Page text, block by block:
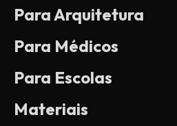
Para Arquitetura
Para Médicos
Para Escolas
Materiais